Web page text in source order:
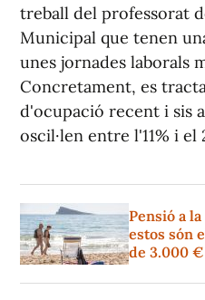
treball del professorat
Municipal que tenen
unes jornades laborals
Concretament, es
d'ocupació recent i sis
oscil·len entre l'11% i el
Pensió a
estos són
de 3.000